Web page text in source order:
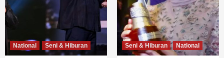
National Seni & Hiburan Seni & Hiburan National